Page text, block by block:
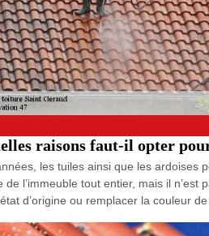
raisons faut-il opter
les tuiles ainsi que les ardoises
de l’immeuble tout entier, mais il
d’origine ou remplacer la couleur